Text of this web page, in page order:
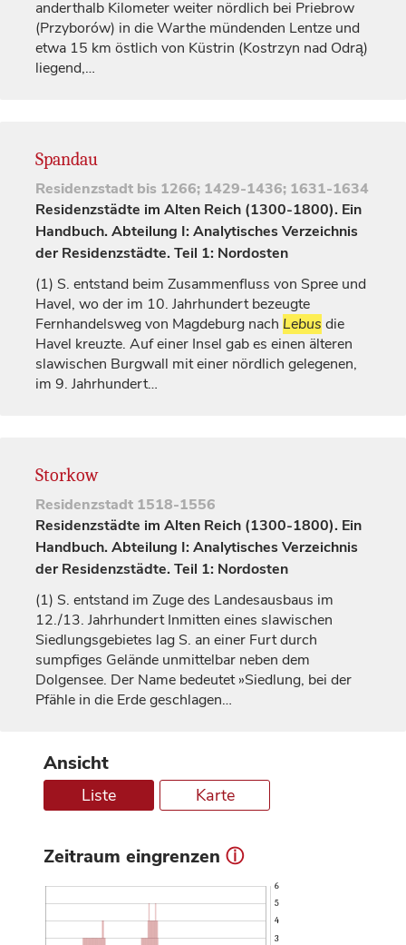
anderthalb Kilometer weiter nördlich bei Priebrow
(Przyborów) in die Warthe mündenden Lentze und
etwa 15 km östlich von Küstrin (Kostrzyn nad Odrą)
liegend,…
Spandau
Residenzstadt bis 1266; 1429-1436; 1631-1634
Residenzstädte im Alten Reich (1300-1800). Ein
Handbuch. Abteilung I: Analytisches Verzeichnis
der Residenzstädte. Teil 1: Nordosten
(1) S. entstand beim Zusammenfluss von Spree und
Havel, wo der im 10. Jahrhundertbezeugte
Fernhandelsweg von Magdeburg nach Lebus die
Havel kreuzte. Auf einer Insel gab es einen älteren
slawischen Burgwall mit einer nördlich gelegenen,
im 9. Jahrhundert…
Storkow
Residenzstadt 1518-1556
Residenzstädte im Alten Reich (1300-1800). Ein
Handbuch. Abteilung I: Analytisches Verzeichnis
der Residenzstädte. Teil 1: Nordosten
(1) S. entstand im Zuge des Landesausbaus im
12./13. JahrhundertInmitten eines slawischen
Siedlungsgebietes lag S. an einer Furt durch
sumpfiges Gelände unmittelbar neben dem
Dolgensee. Der Name bedeutet »Siedlung, bei der
Pfähle in die Erde geschlagen…
Ansicht
Liste Karte
Zeitraum eingrenzen ⓘ
6
3
4
5